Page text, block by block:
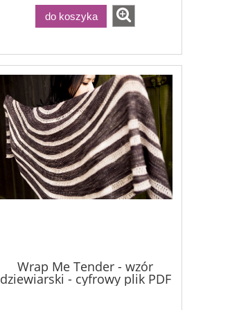
do koszyka
Wrap Me Tender - wzór
dziewiarski - cyfrowy plik PDF